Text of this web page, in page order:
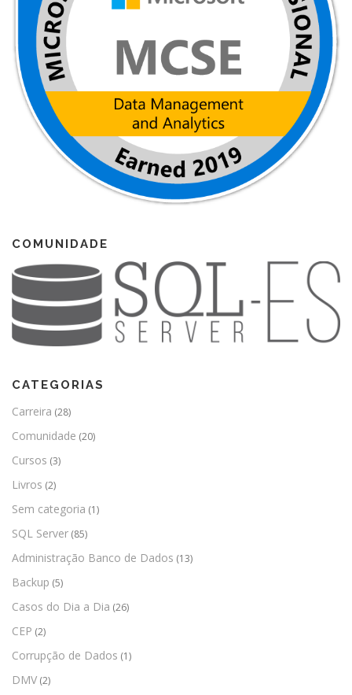
COMUNIDADE
CATEGORIAS
Carreira (28)
Comunidade (20)
Cursos (3)
Livros (2)
Sem categoria (1)
SQL Server (85)
Administração Banco de Dados (13)
Backup (5)
Casos do Dia a Dia (26)
CEP (2)
Corrupção de Dados (1)
DMV (2)